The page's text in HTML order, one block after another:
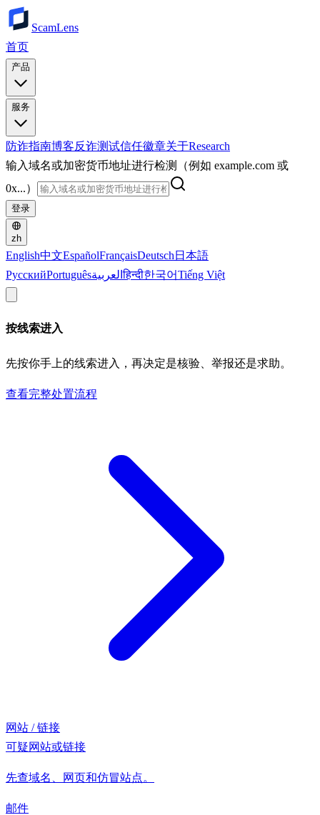
ScamLens
首页
产品
服务
防诈指南博客反诈测试信任徽章关于Research
输入域名或加密货币地址进行检测（例如 example.com 或
0x...）
登录
zh
English中文EspañolFrançaisDeutsch 日本語
РусскийPortuguêsالعربيةहिन्दी한국어Tiếng Việt
按线索进入
先按你手上的线索进入，再决定是核验、举报还是求助。
查看完整处置流程
网站 / 链接
可疑网站或链接
先查域名、网页和仿冒站点。
邮件